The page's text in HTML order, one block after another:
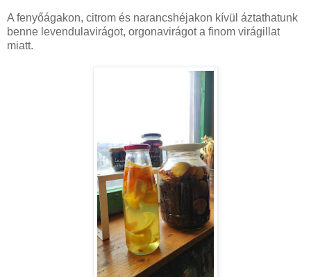
A fenyőágakon, citrom és narancshéjakon kívül áztathatunk
benne levendulavirágot, orgonavirágot a finom virágillat
miatt.